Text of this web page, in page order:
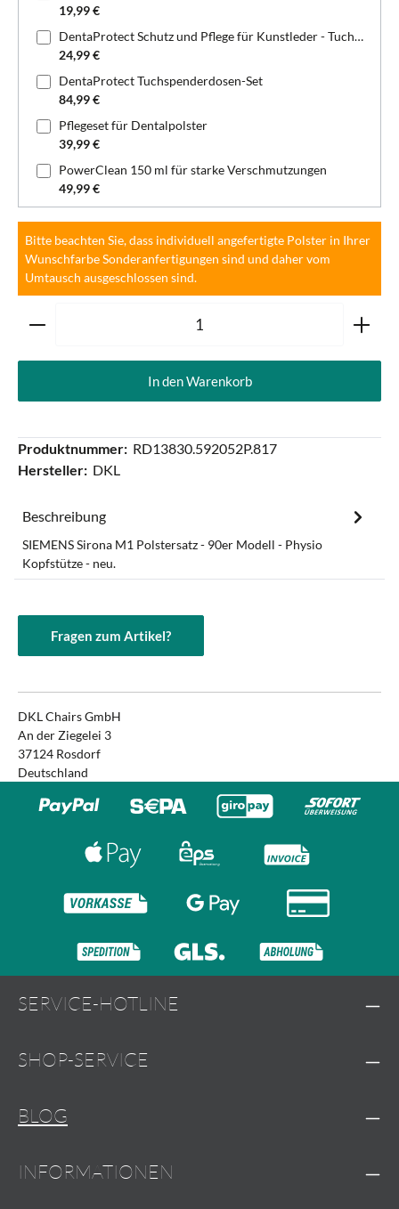
19,99 €
DentaProtect Schutz und Pflege für Kunstleder - Tuchspenderdose
24,99 €
DentaProtect Tuchspenderdosen-Set
84,99 €
Pflegeset für Dentalpolster
39,99 €
PowerClean 150 ml für starke Verschmutzungen
49,99 €
Bitte beachten Sie, dass individuell angefertigte Polster in Ihrer
Wunschfarbe Sonderanfertigungen sind und daher vom
Umtausch ausgeschlossen sind.
Produkt Anzahl: Gib den gewünschten Wert ein oder
In den Warenkorb
Produktnummer: RD13830.592052P.817
Hersteller: DKL
Beschreibung
SIEMENS Sirona M1 Polstersatz - 90er Modell - Physio
Kopfstütze - neu.
Fragen zum Artikel?
DKL Chairs GmbH
An der Ziegelei 3
37124 Rosdorf
Deutschland
SERVICE-HOTLINE
SHOP-SERVICE
BLOG
INFORMATIONEN